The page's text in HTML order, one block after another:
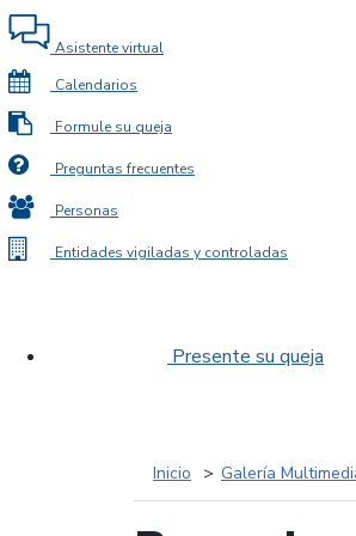
Asistente virtual
Calendarios
Formule su queja
Preguntas frecuentes
Personas
Entidades vigiladas y controladas
Presente su queja
Inicio Galería